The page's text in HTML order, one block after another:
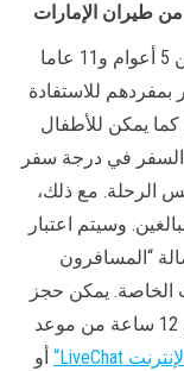
طيران الإمارات
يتعين على الأطفال الذين تتراوح أعمارهم بين 5 أعوام و11 عاما
بمفردهم للاستفادة
يمكن للأطفال
أعمارهم بين 5 أعوام و11 عاماً السفر في درجة سفر
الرحلة. مع ذلك،
وسيتم اعتبار
“المسافرون
الخاصة. يمكن حجز
خدمة “المسافرون الصغار دون مرافق” قبل 12 ساعة من موعد
LiveChat
“ أو